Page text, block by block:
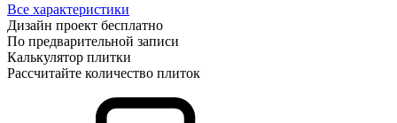
Все характеристики
Дизайн проект бесплатно
По предварительной записи
Калькулятор плитки
Рассчитайте количество плиток